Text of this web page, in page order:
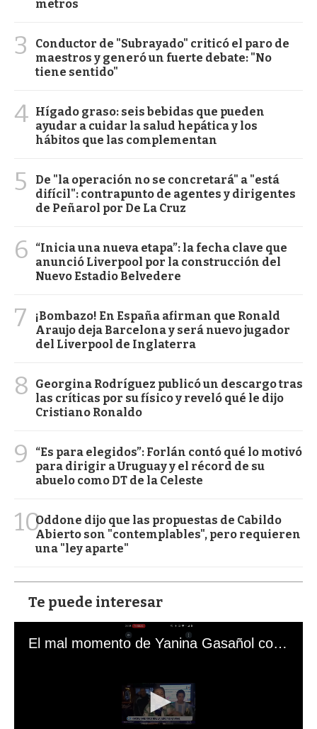
metros
3
Conductor de "Subrayado" criticó el paro de
maestros y generó un fuerte debate: "No
tiene sentido"
4 Hígado graso: seis bebidas que pueden
ayudar a cuidar la salud hepática y los
hábitos que las complementan
5
De "la operación no se concretará" a "está
difícil": contrapunto de agentes y dirigentes
de Peñarol por De La Cruz
6
“Inicia una nueva etapa”: la fecha clave que
anunció Liverpool por la construcción del
Nuevo Estadio Belvedere
7
¡Bombazo! En España afirman que Ronald
Araujo deja Barcelona y será nuevo jugador
del Liverpool de Inglaterra
8
Georgina Rodríguez publicó un descargo tras
las críticas por su físico y reveló qué le dijo
Cristiano Ronaldo
9
“Es para elegidos”: Forlán contó qué lo motivó
para dirigir a Uruguay y el récord de su
abuelo como DT de la Celeste
10Oddone dijo que las propuestas de Cabildo
Abierto son "contemplables", pero requieren
una "ley aparte"
Te puede interesar
El mal momento de Yanina Gasañol con un hincha argentino en "Subrayado"